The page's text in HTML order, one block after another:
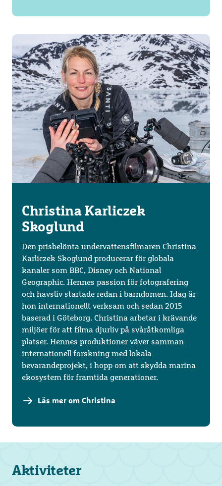
Christina Karliczek
Skoglund
Den prisbelönta undervattensfilmaren Christina
Karliczek Skoglund producerar för globala
kanaler som BBC, Disney och National
Geographic. Hennes passion för fotografering
och havsliv startade redan i barndomen. Idag är
hon internationellt verksam och sedan 2015
baserad i Göteborg. Christina arbetar i krävande
miljöer för att filma djurliv på svåråtkomliga
platser. Hennes produktioner väver samman
internationell forskning med lokala
bevarandeprojekt, i hopp om att skydda marina
ekosystem för framtida generationer.
Läs mer om Christina
Aktiviteter